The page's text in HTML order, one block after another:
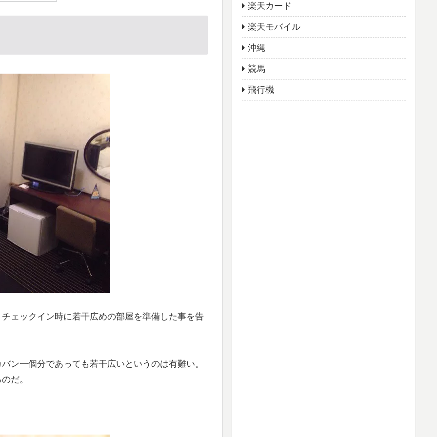
ェックイン時に若干広めの部屋を準備した事を告
ン一個分であっても若干広いというのは有難い。
だ。
楽天カード
楽天モバイル
沖縄
競馬
飛行機